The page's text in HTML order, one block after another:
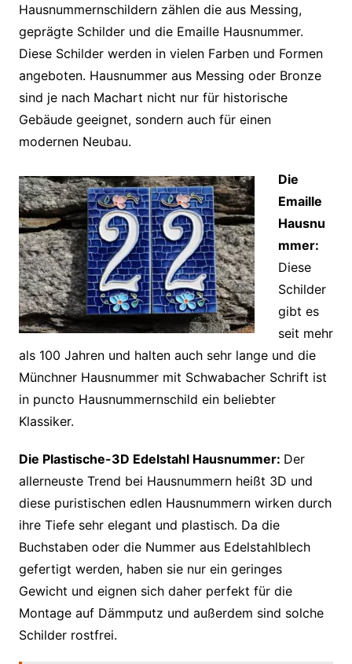
Hausnummernschildern zählen die aus Messing,
geprägte Schilder und die Emaille Hausnummer.
Diese Schilder werden in vielen Farben und Formen
angeboten. Hausnummer aus Messing oder Bronze
sind je nach Machart nicht nur für historische
Gebäude geeignet, sondern auch für einen
modernen Neubau.
Die
Emaille
Hausnu
mmer:
Diese
Schilder
gibt es
seit mehr
als 100 Jahren und halten auch sehr lange und die
Münchner Hausnummer mit Schwabacher Schrift ist
in puncto Hausnummernschild ein beliebter
Klassiker.
Die Plastische-3D Edelstahl Hausnummer: Der
allerneuste Trend bei Hausnummern heißt 3D und
diese puristischen edlen Hausnummern wirken durch
ihre Tiefe sehr elegant und plastisch. Da die
Buchstaben oder die Nummer aus Edelstahlblech
gefertigt werden, haben sie nur ein geringes
Gewicht und eignen sich daher perfekt für die
Montage auf Dämmputz und außerdem sind solche
Schilder rostfrei.